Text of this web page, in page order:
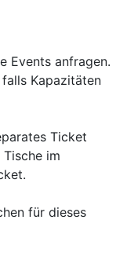
Events anfragen.
Kapazitäten
Ticket
im
für dieses